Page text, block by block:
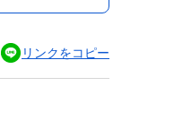
リンクをコピー